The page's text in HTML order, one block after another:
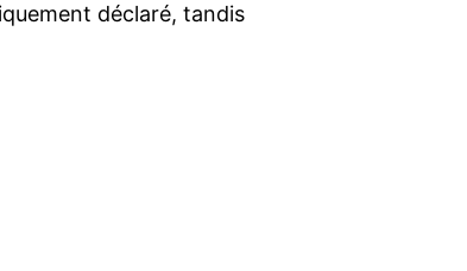
déclaré, tandis